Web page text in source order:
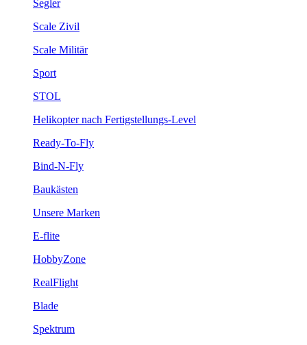
Segler
Scale Zivil
Scale Militär
Sport
STOL
Helikopter nach Fertigstellungs-Level
Ready-To-Fly
Bind-N-Fly
Baukästen
Unsere Marken
E-flite
HobbyZone
RealFlight
Blade
Spektrum